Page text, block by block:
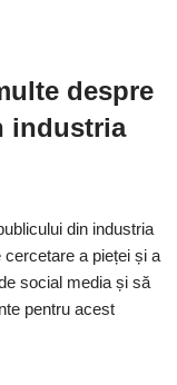
despre
industria
din industria
a pieței și a
social media și să
pentru acest